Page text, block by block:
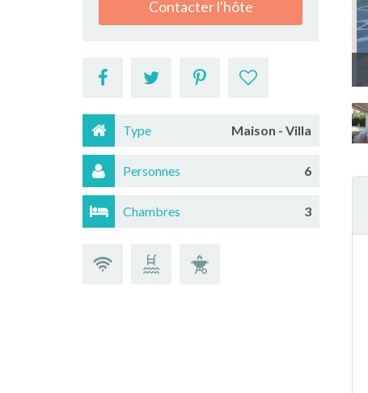
Contacter l'hôte
Type Maison - Villa
Personnes 6
Chambres 3